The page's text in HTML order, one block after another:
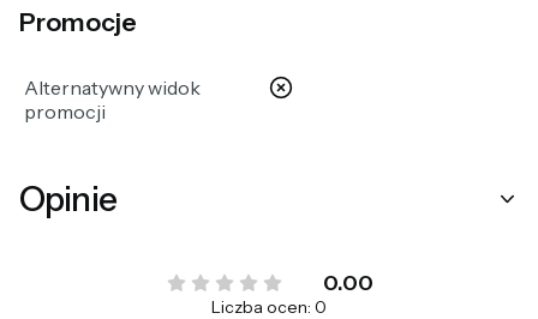
Promocje
Alternatywny widok
promocji
nie
Opinie
0.00
Liczba ocen: 0